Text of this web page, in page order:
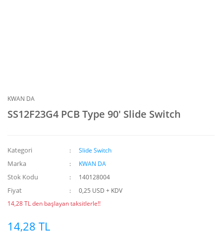
KWAN DA
SS12F23G4 PCB Type 90' Slide Switch
Kategori Slide Switch
Marka KWAN DA
Stok Kodu 140128004
Fiyat
0,25 USD + KDV
14,28 TL den başlayan taksitlerle!!
14,28 TL